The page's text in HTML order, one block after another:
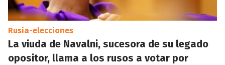
Rusia-elecciones
La viuda de Navalni, sucesora de su legado
opositor, llama a los rusos a votar por